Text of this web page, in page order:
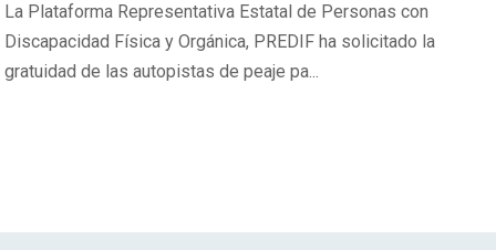
La Plataforma Representativa Estatal de Personas con
Discapacidad Física y Orgánica, PREDIF ha solicitado la
gratuidad de las autopistas de peaje pa...